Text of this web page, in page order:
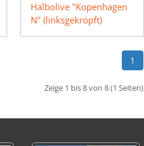
Halbolive "Kopenhagen
N" (linksgekröpft)
1
Zeige 1 bis 8 von 8 (1 Seiten)